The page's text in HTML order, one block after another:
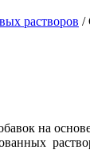
растворов /
на